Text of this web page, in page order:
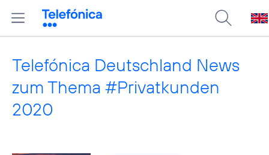
Telefónica Deutschland News
zum Thema #Privatkunden
2020